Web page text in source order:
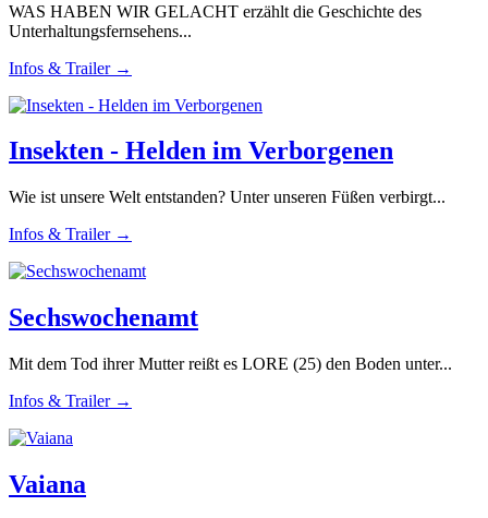
WAS HABEN WIR GELACHT erzählt die Geschichte des
Unterhaltungsfernsehens...
Infos & Trailer →
Insekten - Helden im Verborgenen
Wie ist unsere Welt entstanden? Unter unseren Füßen verbirgt...
Infos & Trailer →
Sechswochenamt
Mit dem Tod ihrer Mutter reißt es LORE (25) den Boden unter...
Infos & Trailer →
Vaiana